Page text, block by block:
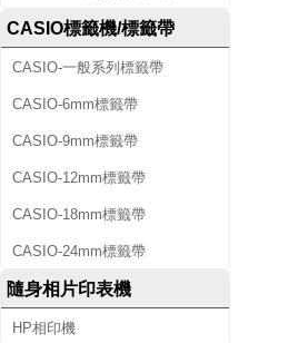
CASIO標籤機/標籤帶
CASIO-一般系列標籤帶
CASIO-6mm標籤帶
CASIO-9mm標籤帶
CASIO-12mm標籤帶
CASIO-18mm標籤帶
CASIO-24mm標籤帶
隨身相片印表機
HP相印機